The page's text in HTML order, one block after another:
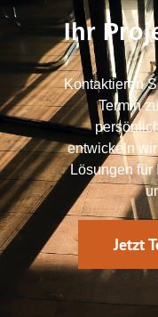
Ihr
Kontaktieren
Termin
entwickeln
Lösungen für
Jetzt